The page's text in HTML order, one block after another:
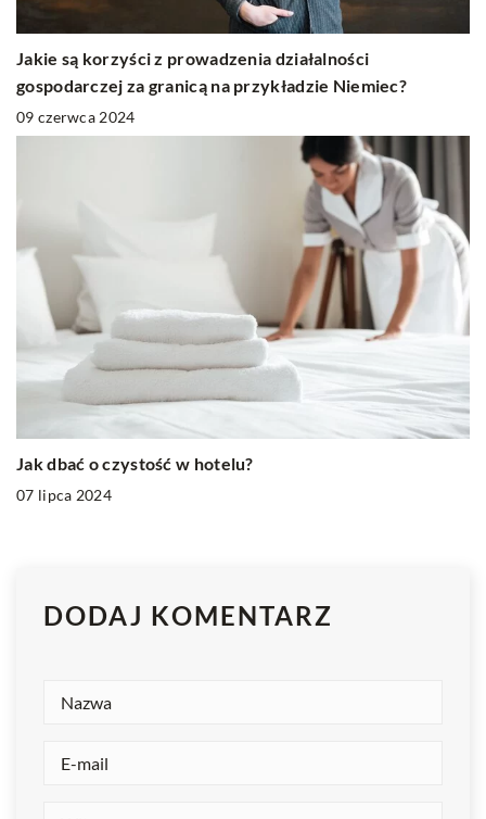
Jakie są korzyści z prowadzenia działalności
gospodarczej za granicą na przykładzie Niemiec?
09 czerwca 2024
Jak dbać o czystość w hotelu?
07 lipca 2024
DODAJ KOMENTARZ